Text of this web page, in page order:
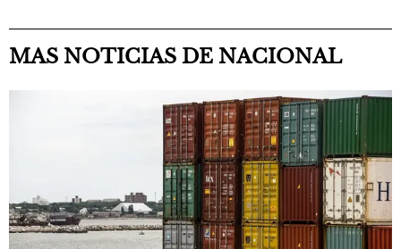
MAS NOTICIAS DE NACIONAL